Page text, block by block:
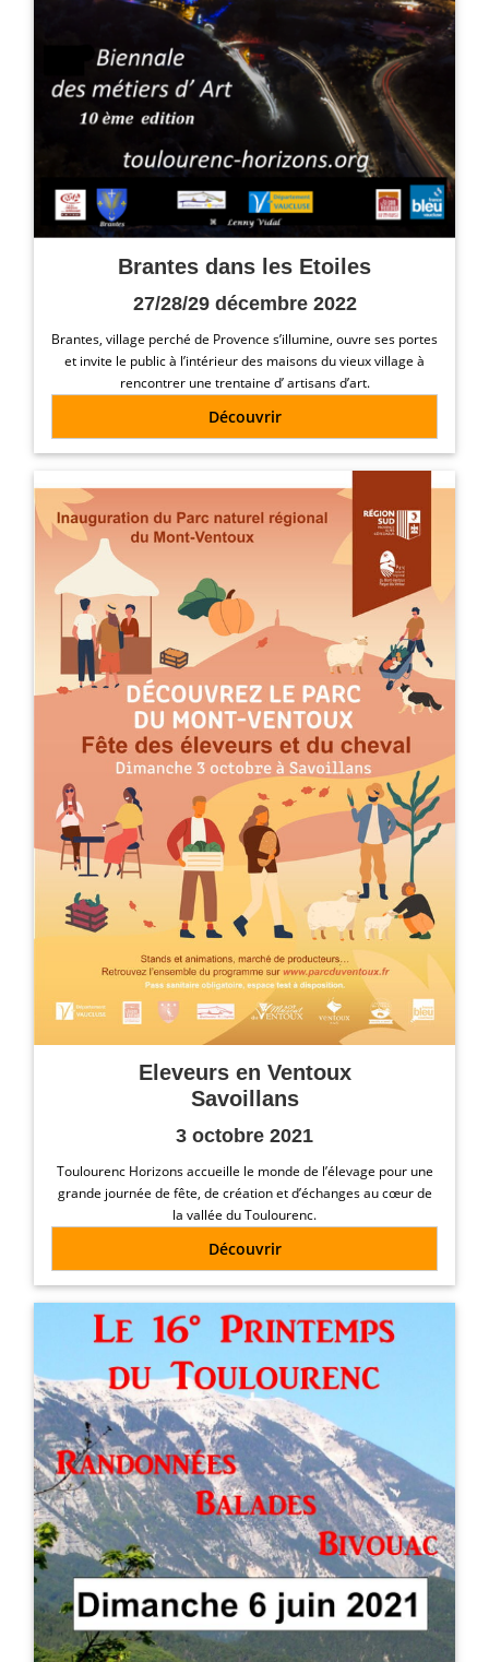
Brantes dans les Etoiles
27/28/29 décembre 2022
Brantes, village perché de Provence s’illumine, ouvre ses portes
et invite le public à l’intérieur des maisons du vieux village à
rencontrer une trentaine d’ artisans d’art.
Découvrir
Eleveurs en Ventoux
Savoillans
3 octobre 2021
Toulourenc Horizons accueille le monde de l’élevage pour une
grande journée de fête, de création et d’échanges au cœur de
la vallée du Toulourenc.
Découvrir